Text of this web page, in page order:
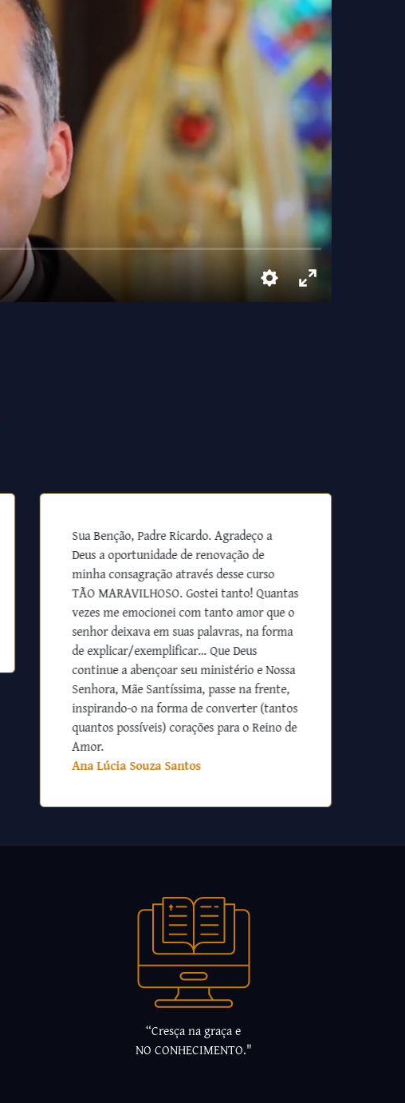
Sua Benção, Padre Ricardo. Agradeço a
Deus a oportunidade de renovação de
minha consagração através desse curso
TÃO MARAVILHOSO. Gostei tanto! Quantas
vezes me emocionei com tanto amor que o
senhor deixava em suas palavras, na forma
de explicar/exemplificar… Que Deus
continue a abençoar seu ministério e Nossa
Senhora, Mãe Santíssima, passe na frente,
inspirando-o na forma de converter (tantos
quantos possíveis) corações para o Reino de
Amor.
Ana Lúcia Souza Santos
“Cresça na graça e
NO CONHECIMENTO."